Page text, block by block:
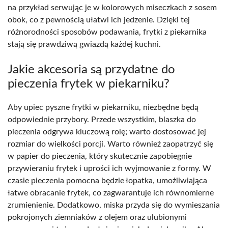
na przykład serwując je w kolorowych miseczkach z sosem
obok, co z pewnością ułatwi ich jedzenie. Dzięki tej
różnorodności sposobów podawania, frytki z piekarnika
stają się prawdziwą gwiazdą każdej kuchni.
Jakie akcesoria są przydatne do
pieczenia frytek w piekarniku?
Aby upiec pyszne frytki w piekarniku, niezbędne będą
odpowiednie przybory. Przede wszystkim, blaszka do
pieczenia odgrywa kluczową rolę; warto dostosować jej
rozmiar do wielkości porcji. Warto również zaopatrzyć się
w papier do pieczenia, który skutecznie zapobiegnie
przywieraniu frytek i uprości ich wyjmowanie z formy. W
czasie pieczenia pomocna będzie łopatka, umożliwiająca
łatwe obracanie frytek, co zagwarantuje ich równomierne
zrumienienie. Dodatkowo, miska przyda się do wymieszania
pokrojonych ziemniaków z olejem oraz ulubionymi